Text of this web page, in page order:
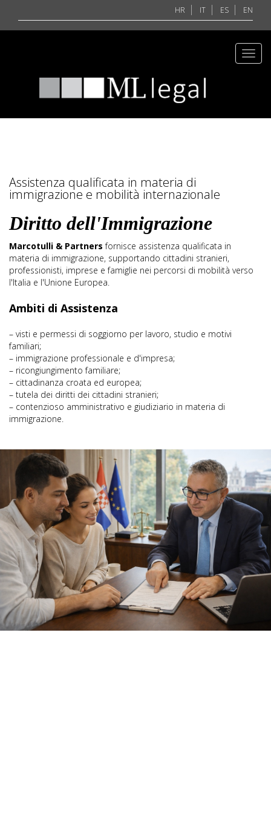
HR IT ES EN
Assistenza qualificata in materia di
immigrazione e mobilità internazionale
Diritto dell'Immigrazione
Marcotulli & Partners fornisce assistenza qualificata in
materia di immigrazione, supportando cittadini stranieri,
professionisti, imprese e famiglie nei percorsi di mobilità verso
l'Italia e l'Unione Europea.
Ambiti di Assistenza
– visti e permessi di soggiorno per lavoro, studio e motivi
familiari;
– immigrazione professionale e d'impresa;
– ricongiungimento familiare;
– cittadinanza croata ed europea;
– tutela dei diritti dei cittadini stranieri;
– contenzioso amministrativo e giudiziario in materia di
immigrazione.